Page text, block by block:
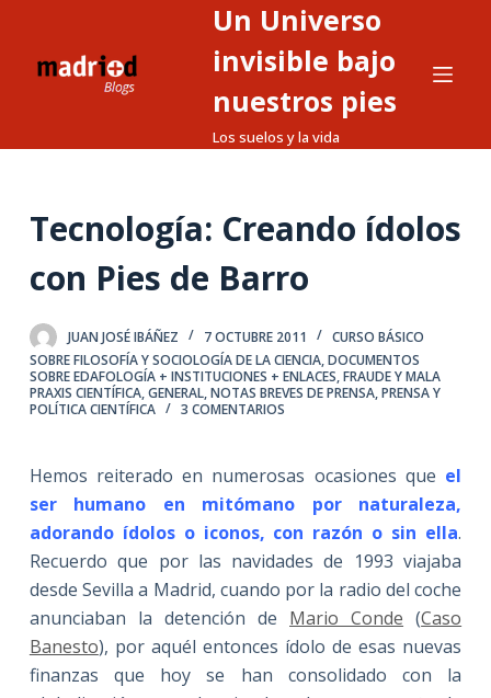
o
e
n
o
Un Universo
invisible bajo
nuestros pies
Los suelos y la vida
Tecnología: Creando ídolos
con Pies de Barro
JUAN JOSÉ IBÁÑEZ 7 OCTUBRE 2011
CURSO BÁSICO
SOBRE FILOSOFÍA Y SOCIOLOGÍA DE LA CIENCIA,DOCUMENTOS
SOBRE EDAFOLOGÍA + INSTITUCIONES + ENLACES,FRAUDE Y MALA
PRAXIS CIENTÍFICA,GENERAL,NOTAS BREVES DE PRENSA,PRENSA Y
POLÍTICA CIENTÍFICA
3 COMENTARIOS
Hemos reiterado en numerosas ocasiones que el
ser humano en mitómano por naturaleza,
adorando ídolos o iconos, con razón o sin ella.
Recuerdo que por las navidades de 1993 viajaba
desde Sevilla a Madrid, cuando por la radio del coche
anunciaban la detención de Mario Conde (Caso
Banesto), por aquél entonces ídolo de esas nuevas
finanzas que hoy se han consolidado con la